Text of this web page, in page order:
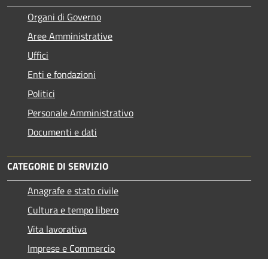
Organi di Governo
Aree Amministrative
Uffici
Enti e fondazioni
Politici
Personale Amministrativo
Documenti e dati
CATEGORIE DI SERVIZIO
Anagrafe e stato civile
Cultura e tempo libero
Vita lavorativa
Imprese e Commercio